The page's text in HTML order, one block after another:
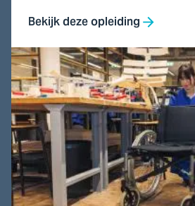
Bekijk deze opleiding
Ga
naar
Mens
en
Techniek
|
Bewegingstechnologie